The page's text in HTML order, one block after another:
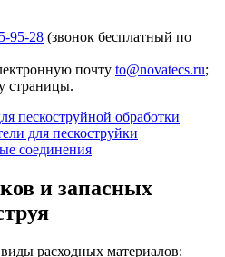
95-28 (звонок бесплатный по
почту to@novatecs.ru;
страницы.
и запасных
расходных материалов: